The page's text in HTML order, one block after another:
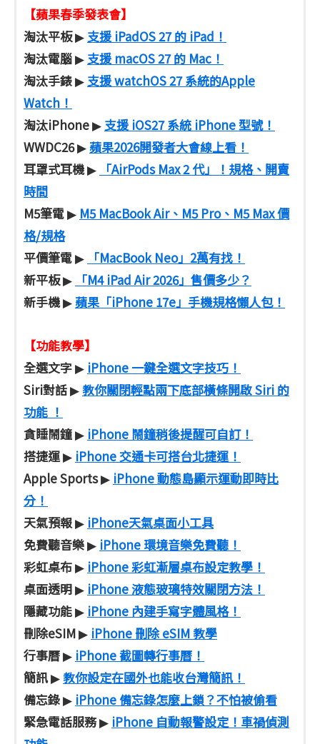
【蘋果春季發表會】
淘汰平板▶支援 iPadOS 27 的 iPad！
淘汰電腦▶支援 macOS 27 的 Mac！
淘汰手錶▶支援 watchOS 27 系統的Apple
Watch！
淘汰iPhone▶支援 iOS27 系統 iPhone 型號！
WWDC26▶蘋果2026開發者大會線上看！
耳罩式耳機▶
「AirPods Max 2 代」！規格、開賣
時間
M5筆電▶ M5 MacBook Air、M5 Pro、M5 Max 價
格/規格
平價筆電▶
「MacBook Neo」2萬有找！
新平板▶
「M4 iPad Air 2026」售價多少？
新手機▶蘋果「iPhone 17e」手機規格懶人包！
【功能教學】
全選文字▶ iPhone 一鍵全選文字技巧！
Siri對話▶教你關閉輕點兩下底部橫條開啟 Siri 的
功能 ！
貪睡鬧鐘▶ iPhone 鬧鐘稍後提醒可自訂！
搭捷運▶ iPhone 交通卡可搭台北捷運！
Apple Sports▶ iPhone 動態島顯示運動即時比
分！
天氣預報▶ iPhone天氣桌面小工具
免費聽音樂▶ iPhone 環境音樂免費聽！
彩虹桌布▶ iPhone 彩虹漸層桌布設定教學！
桌面透明▶ iPhone 液態玻璃特效關閉方法！
隱藏功能▶ iPhone 內建手寫字體風格！
刪除eSIM▶ iPhone 刪除 eSIM 教學
行事曆▶ iPhone 截圖轉行事曆！
簡訊▶教你設定在國外也能收台灣簡訊！
備忘錄▶ iPhone 備忘錄怎麼上鎖？不怕被偷看
緊急電話服務▶ iPhone 自動報警設定！車禍偵測